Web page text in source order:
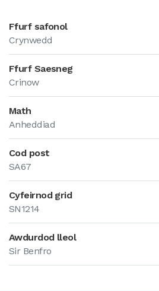
Ffurf safonol
Crynwedd
Ffurf Saesneg
Crinow
Math
Anheddiad
Cod post
SA67
Cyfeirnod grid
SN1214
Awdurdod lleol
Sir Benfro